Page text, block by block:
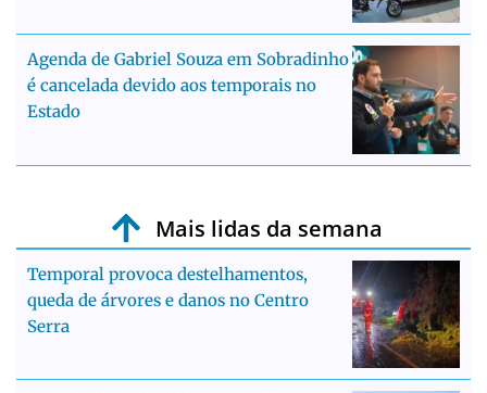
Agenda de Gabriel Souza em Sobradinho
é cancelada devido aos temporais no
Estado
Mais lidas da semana
Temporal provoca destelhamentos,
queda de árvores e danos no Centro
Serra